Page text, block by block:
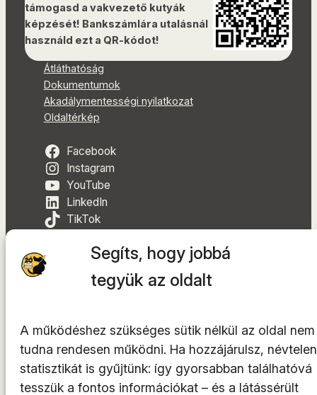
Segíts, hogy jobbá
tegyük az oldalt
A működéshez szükséges sütik nélkül az oldal nem
tudna rendesen működni. Ha hozzájárulsz, névtelen
statisztikát is gyűjtünk: így gyorsabban találhatóvá
tesszük a fontos információkat – és a látássérült
támogasd a vakvezető kutyák
képzését! Bankszámlára utalásnál
használd ezt a QR-kódot!
Átláthatóság
Dokumentumok
Akadálymentességi nyilatkozat
Oldaltérkép
Facebook
Instagram
YouTube
LinkedIn
TikTok
© 2014-2026. Minden jog fenntartva.